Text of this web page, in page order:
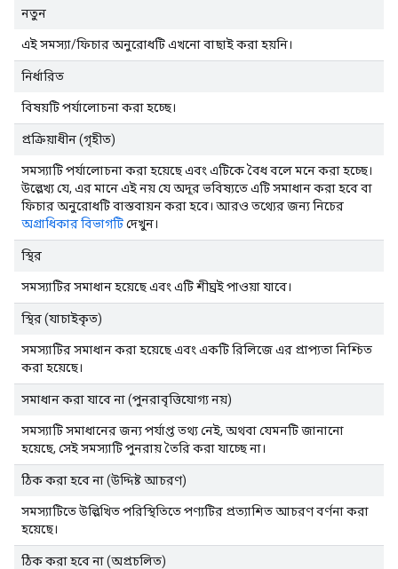
নতুন
এই সমস্যা/ফিচার অনুরোধটি এখনো বাছাই করা হয়নি।
নির্ধারিত
বিষয়টি পর্যালোচনা করা হচ্ছে।
প্রক্রিয়াধীন (গৃহীত)
সমস্যাটি পর্যালোচনা করা হয়েছে এবং এটিকে বৈধ বলে মনে করা হচ্ছে।
উল্লেখ্য যে, এর মানে এই নয় যে অদূর ভবিষ্যতে এটি সমাধান করা হবে বা
ফিচার অনুরোধটি বাস্তবায়ন করা হবে। আরও তথ্যের জন্য নিচের
অগ্রাধিকার বিভাগটিদেখুন।
স্থির
সমস্যাটির সমাধান হয়েছে এবং এটি শীঘ্রই পাওয়া যাবে।
স্থির (যাচাইকৃত)
সমস্যাটির সমাধান করা হয়েছে এবং একটি রিলিজে এর প্রাপ্যতা নিশ্চিত
করা হয়েছে।
সমাধান করা যাবে না (পুনরাবৃত্তিযোগ্য নয়)
সমস্যাটি সমাধানের জন্য পর্যাপ্ত তথ্য নেই, অথবা যেমনটি জানানো
হয়েছে, সেই সমস্যাটি পুনরায় তৈরি করা যাচ্ছে না।
ঠিক করা হবে না (উদ্দিষ্ট আচরণ)
সমস্যাটিতে উল্লিখিত পরিস্থিতিতে পণ্যটির প্রত্যাশিত আচরণ বর্ণনা করা
হয়েছে।
ঠিক করা হবে না (অপ্রচলিত)